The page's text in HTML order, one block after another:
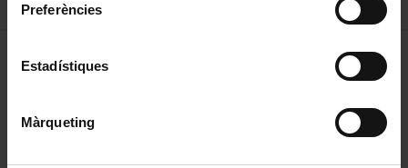
Preferències
Estadístiques
Màrqueting
MENÚ PEU 1
Privadesa i termes